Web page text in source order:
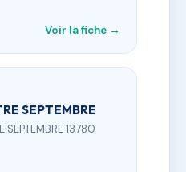
Voir la fiche →
SEPTEMBRE
SEPTEMBRE 13780